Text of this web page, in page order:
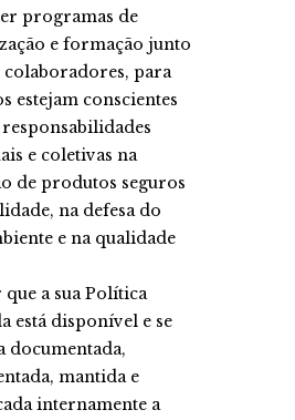
programas de
e formação junto
colaboradores, para
estejam conscientes
responsabilidades
e coletivas na
de produtos seguros
na defesa do
e na qualidade
a sua Política
está disponível e se
documentada,
mantida e
internamente a